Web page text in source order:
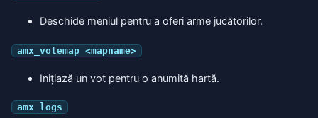
Deschide meniul pentru a oferi arme jucătorilor.
amx_votemap <mapname>
Inițiază un vot pentru o anumită hartă.
amx_logs